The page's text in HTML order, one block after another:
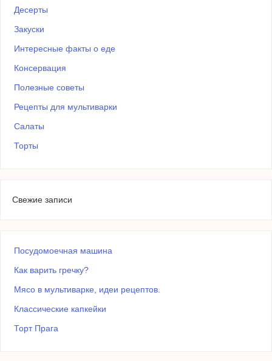
Десерты
Закуски
Интересные факты о еде
Консервация
Полезные советы
Рецепты для мультиварки
Салаты
Торты
Свежие записи
Посудомоечная машина
Как варить гречку?
Мясо в мультиварке, идеи рецептов.
Классические капкейки
Торт Прага